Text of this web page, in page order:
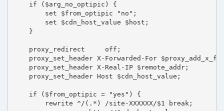
    if ($arg_no_optipic) {
        set $from_optipic "no";
        set $cdn_host_value $host;
    }
    proxy_redirect     off;
proxy_set_header X-Forwarded-For
    proxy_set_header X-Real-IP $remote_addr;
    proxy_set_header Host $cdn_host_value;
    if ($from_optipic = "yes") {
        rewrite ^/(.*) /site-XXXXXX/$1 break;